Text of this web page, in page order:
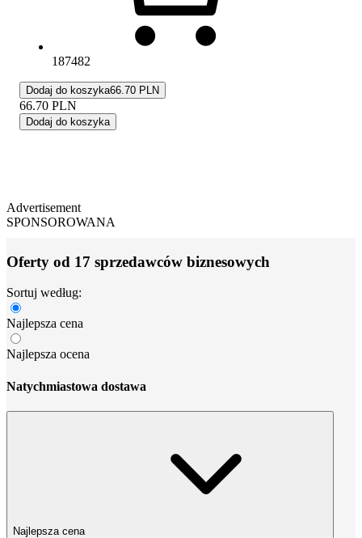
187482
Dodaj do koszyka66.70 PLN
66.70 PLN
Dodaj do koszyka
Advertisement
SPONSOROWANA
Oferty od 17 sprzedawców biznesowych
Sortuj według:
Najlepsza cena
Najlepsza ocena
Natychmiastowa dostawa
Najlepsza cena